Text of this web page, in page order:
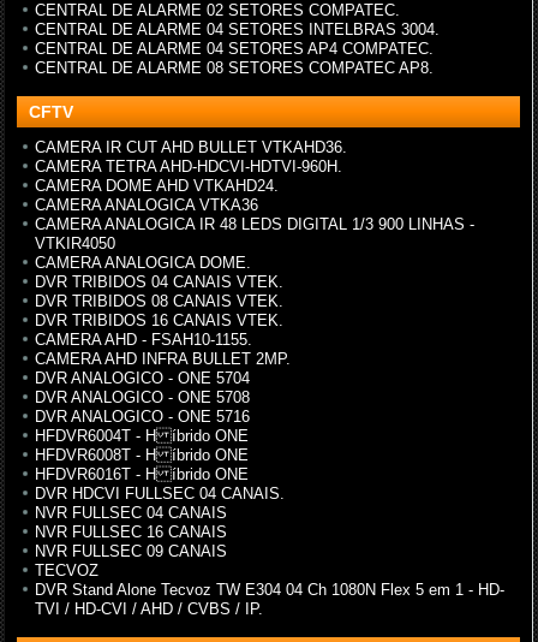
CENTRAL DE ALARME 02 SETORES COMPATEC.
CENTRAL DE ALARME 04 SETORES INTELBRAS 3004.
CENTRAL DE ALARME 04 SETORES AP4 COMPATEC.
CENTRAL DE ALARME 08 SETORES COMPATEC AP8.
CFTV
CAMERA IR CUT AHD BULLET VTKAHD36.
CAMERA TETRA AHD-HDCVI-HDTVI-960H.
CAMERA DOME AHD VTKAHD24.
CAMERA ANALOGICA VTKA36
CAMERA ANALOGICA IR 48 LEDS DIGITAL 1/3 900 LINHAS -
VTKIR4050
CAMERA ANALOGICA DOME.
DVR TRIBIDOS 04 CANAIS VTEK.
DVR TRIBIDOS 08 CANAIS VTEK.
DVR TRIBIDOS 16 CANAIS VTEK.
CAMERA AHD - FSAH10-1155.
CAMERA AHD INFRA BULLET 2MP.
DVR ANALOGICO - ONE 5704
DVR ANALOGICO - ONE 5708
DVR ANALOGICO - ONE 5716
HFDVR6004T - H íbrido ONE
HFDVR6008T - H íbrido ONE
HFDVR6016T - H íbrido ONE
DVR HDCVI FULLSEC 04 CANAIS.
NVR FULLSEC 04 CANAIS
NVR FULLSEC 16 CANAIS
NVR FULLSEC 09 CANAIS
TECVOZ
DVR Stand Alone Tecvoz TW E304 04 Ch 1080N Flex 5 em 1 - HD-
TVI / HD-CVI / AHD / CVBS / IP.